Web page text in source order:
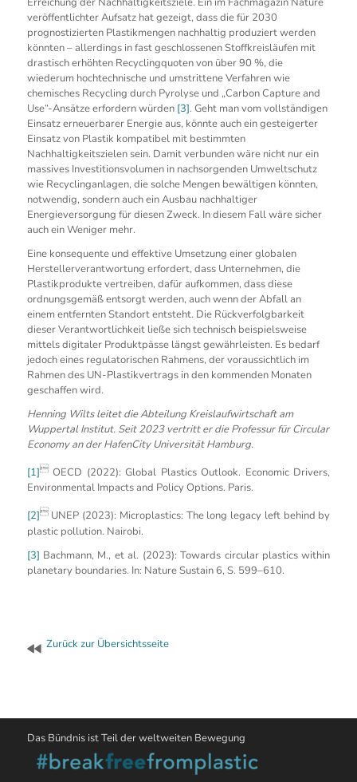
veröffentlichter Aufsatz hat gezeigt, dass die für 2030
prognostizierten Plastikmengen nachhaltig produziert werden
könnten – allerdings in fast geschlossenen Stoffkreisläufen mit
drastisch erhöhten Recyclingquoten von über 90 %, die
wiederum hochtechnische und umstrittene Verfahren wie
chemisches Recycling durch Pyrolyse und „Carbon Capture and
Use“-Ansätze erfordern würden [3]. Geht man vom vollständigen
Einsatz erneuerbarer Energie aus, könnte auch ein gesteigerter
Einsatz von Plastik kompatibel mit bestimmten
Nachhaltigkeitszielen sein. Damit verbunden wäre nicht nur ein
massives Investitionsvolumen in nachsorgenden Umweltschutz
wie Recyclinganlagen, die solche Mengen bewältigen könnten,
notwendig, sondern auch ein Ausbau nachhaltiger
Energieversorgung für diesen Zweck. In diesem Fall wäre sicher
auch ein Weniger mehr.
Eine konsequente und effektive Umsetzung einer globalen
Herstellerverantwortung erfordert, dass Unternehmen, die
Plastikprodukte vertreiben, dafür aufkommen, dass diese
ordnungsgemäß entsorgt werden, auch wenn der Abfall an
einem entfernten Standort entsteht. Die Rückverfolgbarkeit
dieser Verantwortlichkeit ließe sich technisch beispielsweise
mittels digitaler Produktpässe längst gewährleisten. Es bedarf
jedoch eines regulatorischen Rahmens, der voraussichtlich im
Rahmen des UN-Plastikvertrags in den kommenden Monaten
geschaffen wird.
Henning Wilts leitet die Abteilung Kreislaufwirtschaft am
Wuppertal Institut. Seit 2023 vertritt er die Professur für Circular
Economy an der HafenCity Universität Hamburg.
[1] OECD (2022): Global Plastics Outlook. Economic Drivers,
Environmental Impacts and Policy Options. Paris.
[2]UNEP (2023): Microplastics: The long legacy left behind by
plastic pollution. Nairobi.
[3] Bachmann, M., et al. (2023): Towards circular plastics within
planetary boundaries. In: Nature Sustain 6, S. 599–610.
Zurück zur Übersichtsseite
Das Bündnis ist Teil der weltweiten Bewegung